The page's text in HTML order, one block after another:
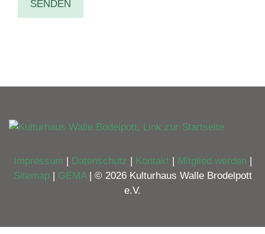
Impressum | Datenschutz | Kontakt| Mitglied werden |
Sitemap| GEMA| © 2026 Kulturhaus Walle Brodelpott
e.V.